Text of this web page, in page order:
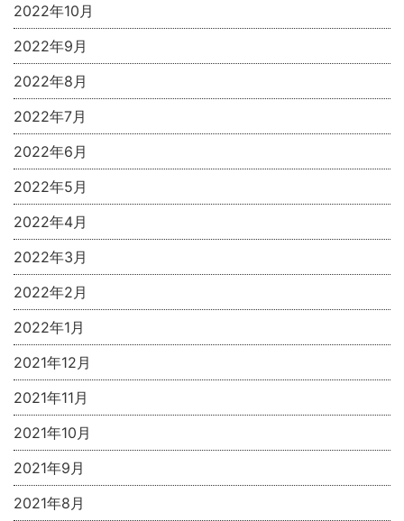
2022年10月
2022年9月
2022年8月
2022年7月
2022年6月
2022年5月
2022年4月
2022年3月
2022年2月
2022年1月
2021年12月
2021年11月
2021年10月
2021年9月
2021年8月